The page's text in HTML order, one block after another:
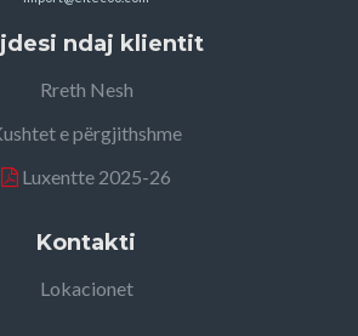
ndaj klientit
Rreth Nesh
e përgjithshme
Luxentte 2025-26
Kontakti
Lokacionet